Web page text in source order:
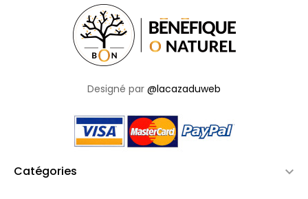
Designé par @lacazaduweb
Catégories 